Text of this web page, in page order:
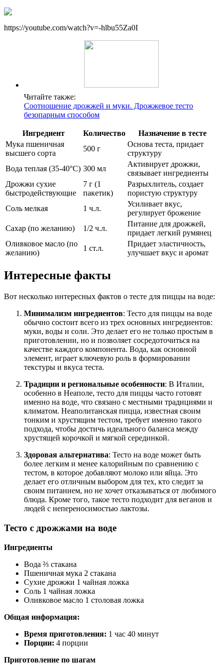
https://youtube.com/watch?v=-hlbu55Za0I
Читайте также:
Соотношение дрожжей и муки. Дрожжевое тесто
безопарным способом
Ингредиент Количество
Назначение в тесте
Мука пшеничная
высшего сорта
500 г
Основа теста, придает
структуру
Вода теплая (35-40°C) 300 мл
Активирует дрожжи,
связывает ингредиенты
Дрожжи сухие
быстродействующие
7 г (1
пакетик)
Разрыхлитель, создает
пористую структуру
Соль мелкая
1 ч.л.
Усиливает вкус,
регулирует брожение
Сахар (по желанию)
1/2 ч.л.
Питание для дрожжей,
придает легкий румянец
Оливковое масло (по
желанию)
1 ст.л.
Придает эластичность,
улучшает вкус и аромат
Интересные факты
Вот несколько интересных фактов о тесте для пиццы на воде:
Минимализм ингредиентов: Тесто для пиццы на воде
обычно состоит всего из трех основных ингредиентов:
муки, воды и соли. Это делает его не только простым в
приготовлении, но и позволяет сосредоточиться на
качестве каждого компонента. Вода, как основной
элемент, играет ключевую роль в формировании
текстуры и вкуса теста.
Традиции и региональные особенности: В Италии,
особенно в Неаполе, тесто для пиццы часто готовят
именно на воде, что связано с местными традициями и
климатом. Неаполитанская пицца, известная своим
тонким и хрустящим тестом, требует именно такого
подхода, чтобы достичь идеального баланса между
хрустящей корочкой и мягкой серединкой.
Здоровая альтернатива: Тесто на воде может быть
более легким и менее калорийным по сравнению с
тестом, в которое добавляют молоко или яйца. Это
делает его отличным выбором для тех, кто следит за
своим питанием, но не хочет отказываться от любимого
блюда. Кроме того, такое тесто подходит для веганов и
людей с непереносимостью лактозы.
Тесто с дрожжами на воде
Ингредиенты
Вода ⅔ стакана
Пшеничная мука 2 стакана
Сухие дрожжи 1 чайная ложка
Соль 1 чайная ложка
Оливковое масло 1 столовая ложка
Общая информация:
Время приготовления: 1 час 40 минут
Порции: 4 порции
Приготовление по шагам